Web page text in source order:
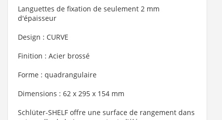
Languettes de fixation de seulement 2 mm
d'épaisseur
Design : CURVE
Finition : Acier brossé
Forme : quadrangulaire
Dimensions : 62 x 295 x 154 mm
Schlüter-SHELF offre une surface de rangement dans